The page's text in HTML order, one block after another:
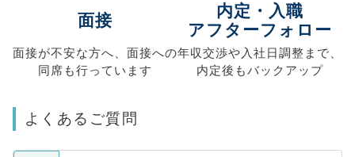
面接
面接が不安な方へ、 面接への
同席も行っています
内定・入職
アフターフォロー
年収交渉や 入社日調整まで、
内定後もバックアップ
よくあるご質問